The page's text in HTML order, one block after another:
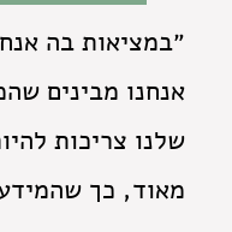
״במציאות בה
אנחנו מבינים
שלנו צריכות
מאוד, כך